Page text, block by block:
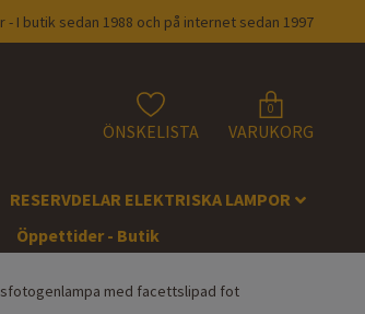
I butik sedan 1988 och på internet sedan 1997
ÖNSKELISTA
0
VARUKORG
RESERVDELAR ELEKTRISKA LAMPOR
Öppettider - Butik
med facettslipad fot